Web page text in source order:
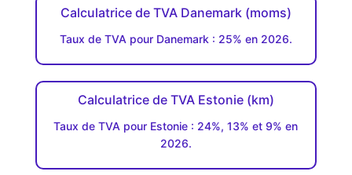
Calculatrice de TVA Danemark (moms)
Taux de TVA pour Danemark : 25% en 2026.
Calculatrice de TVA Estonie (km)
Taux de TVA pour Estonie : 24%, 13% et 9% en
2026.